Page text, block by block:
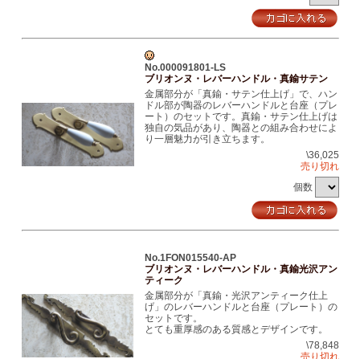
No.000091801-LS
ブリオンヌ・レバーハンドル・真鍮サテン
金属部分が「真鍮・サテン仕上げ」で、ハン
ドル部が陶器のレバーハンドルと台座（プレ
ート）のセットです。真鍮・サテン仕上げは
独自の気品があり、陶器との組み合わせによ
り一層魅力が引き立ちます。
\36,025
売り切れ
個数
No.1FON015540-AP
ブリオンヌ・レバーハンドル・真鍮光沢アン
ティーク
金属部分が「真鍮・光沢アンティーク仕上
げ」のレバーハンドルと台座（プレート）の
セットです。
とても重厚感のある質感とデザインです。
\78,848
売り切れ